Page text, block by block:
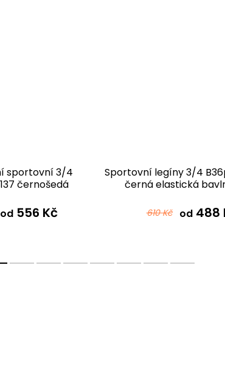
sportovní 3/4
černošedá
od556 Kč
Sportovní legíny 3/4
černá elastická
610 Kč od488